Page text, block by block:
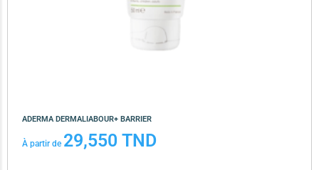
ADERMA DERMALIABOUR+ BARRIER
À partir de 29,550 TND